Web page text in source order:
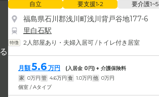
自立 要支援1•2 要介護1~5
福島県石川郡浅川町浅川背戸谷地177-6
里白石駅
2人部屋あり・夫婦入居可 /トイレ付き居室
月額5.6 万円 (入居金 0円) + 介護保険料
家 0万円 管 4.6万円 食 1.0万円 他 0万円
個室 / Aタイプ